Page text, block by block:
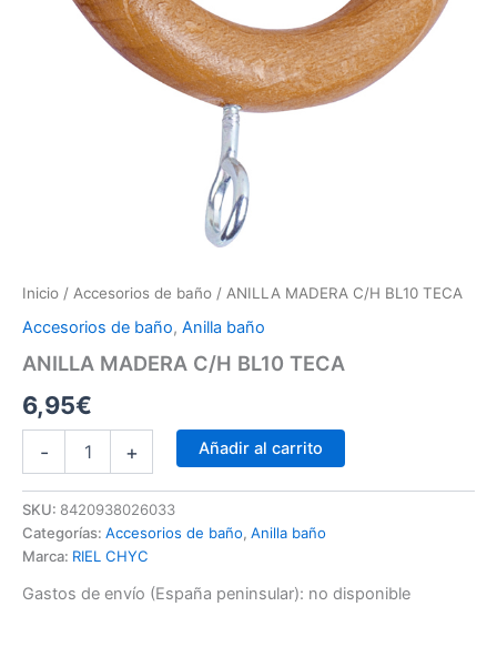
Inicio / Accesorios de baño / ANILLA MADERA C/H BL10 TECA
Accesorios de baño, Anilla baño
ANILLA MADERA C/H BL10 TECA
6,95€
- + Añadir al carrito
SKU: 8420938026033
Categorías: Accesorios de baño, Anilla baño
Marca: RIEL CHYC
Gastos de envío (España peninsular): no disponible